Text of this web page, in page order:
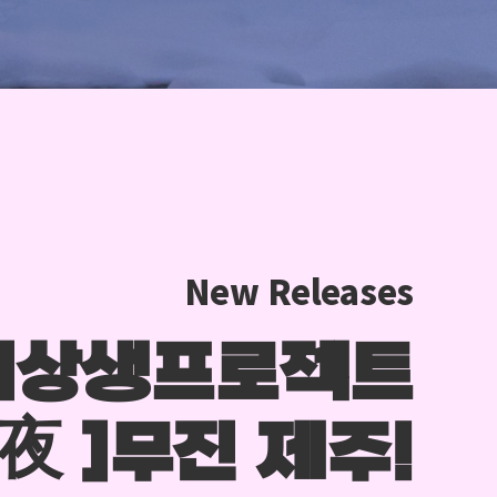
New Releases
상생프로젝트
]무진 제주!